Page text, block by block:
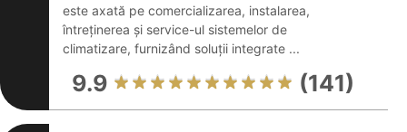
este axată pe comercializarea, instalarea,
întreținerea și service-ul sistemelor de
climatizare, furnizând soluții integrate ...
9.9 (141)